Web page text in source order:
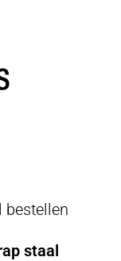
bestellen
staal